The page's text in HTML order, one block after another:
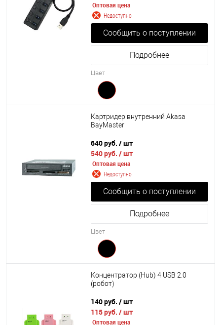
Оптовая цена
Недоступно
Сообщить о поступлении
Подробнее
Цвет
Картридер внутренний Akasa
BayMaster
640 руб. / шт
540 руб. / шт
Оптовая цена
Недоступно
Сообщить о поступлении
Подробнее
Цвет
Концентратор (Hub) 4 USB 2.0
(робот)
140 руб. / шт
115 руб. / шт
Оптовая цена